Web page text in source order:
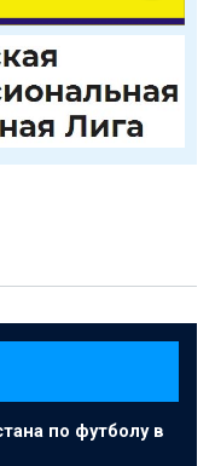
по футболу в